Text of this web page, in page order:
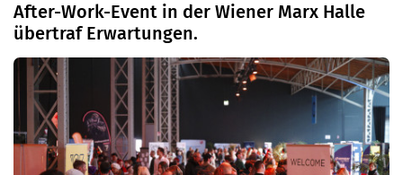
After-Work-Event in der Wiener Marx Halle
übertraf Erwartungen.